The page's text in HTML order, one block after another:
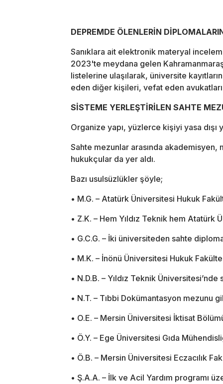
DEPREMDE ÖLENLERİN
Sanıklara ait elektronik materyal
2023'te meydana gelen
listelerine ulaşılarak, üniversite
eden diğer kişileri, vefat eden
SİSTEME YERLEŞTİRİLEN SAHTE
Organize yapı, yüzlerce kişiyi yasa
Sahte mezunlar arasında
hukukçular da yer aldı.
Bazı usulsüzlükler şöyle;
• M.G. – Atatürk Üniversitesi Hukuk
• Z.K. – Hem Yıldız Teknik hem
• G.C.G. – İki üniversiteden sahte
• M.K. – İnönü Üniversitesi Hukuk
• N.D.B. – Yıldız Teknik
• N.T. – Tıbbi Dokümantasyon mezunu
• O.E. – Mersin Üniversitesi İktisat
• Ö.Y. – Ege Üniversitesi Gıda
• Ö.B. – Mersin Üniversitesi Eczacılık
• Ş.A.A. – İlk ve Acil Yardım programı